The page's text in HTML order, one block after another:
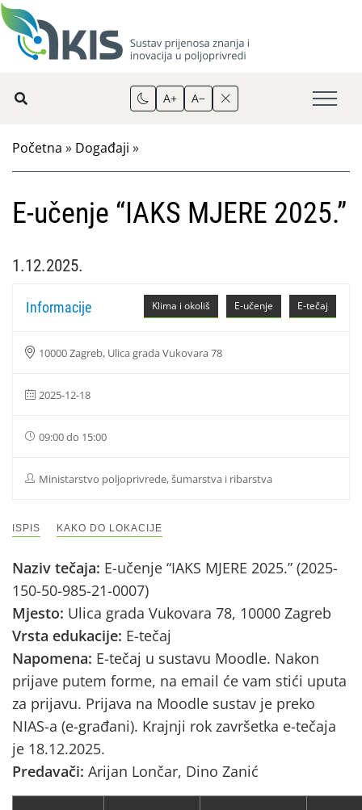
A+ A−
Početna » Događaji »
E-učenje “IAKS MJERE 2025.”
1.12.2025.
E-tečaj
E-učenje
Klima i okoliš
Informacije
10000 Zagreb, Ulica grada Vukovara 78
2025-12-18
09:00 do 15:00
Ministarstvo poljoprivrede, šumarstva i ribarstva
ISPIS KAKO DO LOKACIJE
Naziv tečaja: E-učenje “IAKS MJERE 2025.” (2025-
150-50-985-21-0007)
Mjesto: Ulica grada Vukovara 78, 10000 Zagreb
Vrsta edukacije: E-tečaj
Napomena: E-tečaj u sustavu Moodle. Nakon
prijave putem forme, na email će vam stići uputa
za prijavu. Prijava na Moodle sustav je preko
NIAS-a (e-građani). Krajnji rok završetka e-tečaja
je 18.12.2025.
Predavači: Arijan Lončar, Dino Zanić